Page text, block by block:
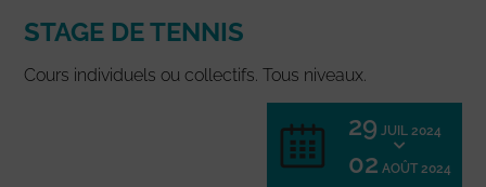
STAGE DE TENNIS
Cours individuels ou collectifs. Tous niveaux.
29 JUIL 2024
02 AOÛT 2024